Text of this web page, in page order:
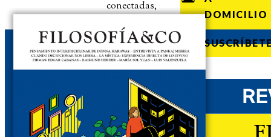
conectadas,
desvinculadas
DOMICILIO